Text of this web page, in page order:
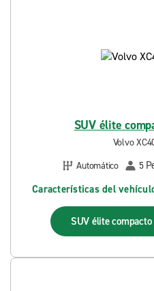
SUV élite
Volvo
Automático
5
Características del
SUV élite